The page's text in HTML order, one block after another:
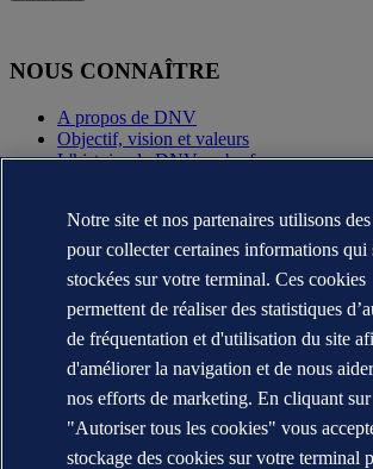
NOUS CONNAÎTRE
A propos de DNV
Objectif, vision et valeurs
L'histoire de DNV en bref
CONTACT
Contacter DNV
Contacts Médias
Veracity : Plateforme Open Data
Déclaration de confidentialité
Conditions d'utilisation
Copyright © DNV AS 2025
Notre site et nos partenaires utilisons
pour collecter certaines informations qui
stockées sur votre terminal. Ces cookies
permettent de réaliser des statistiques
de fréquentation et d'utilisation du site
d'améliorer la navigation et de nous
nos efforts de marketing. En cliquant sur
"Autoriser tous les cookies" vous
stockage des cookies sur votre terminal